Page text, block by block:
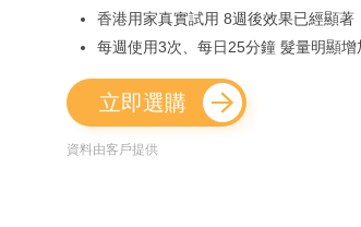
香港用家真實試用 8週後效果已經顯著
每週使用3次、每日25分鐘 髮量明顯增
立即選購
資料由客戶提供